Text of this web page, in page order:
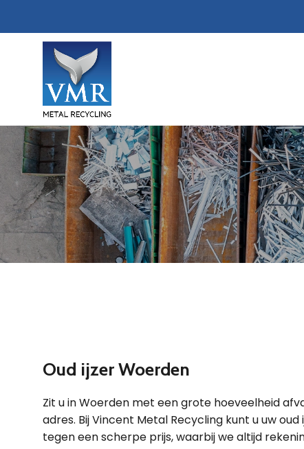
Oud ijzer Woerden
Zit u in Woerden met een grote hoeveelheid
adres. Bij Vincent Metal Recycling kunt u uw
tegen een scherpe prijs, waarbij we altijd